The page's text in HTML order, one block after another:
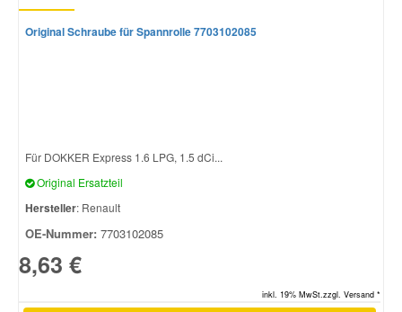
Original Schraube für Spannrolle 7703102085
Für DOKKER Express 1.6 LPG, 1.5 dCi...
Original Ersatzteil
Hersteller: Renault
OE-Nummer: 7703102085
8,63 €
inkl. 19% MwSt.zzgl. Versand *